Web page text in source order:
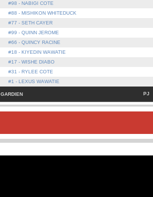
#98 - NABIGI COTE
#88 - MISHIKON WHITEDUCK
#77 - SETH CAYER
#99 - QUINN JEROME
#66 - QUINCY RACINE
#18 - KIYEDIN WAWATIE
#17 - WISHE DIABO
#31 - RYLEE COTE
#1 - LEXUS WAWATIE
GARDIEN PJ